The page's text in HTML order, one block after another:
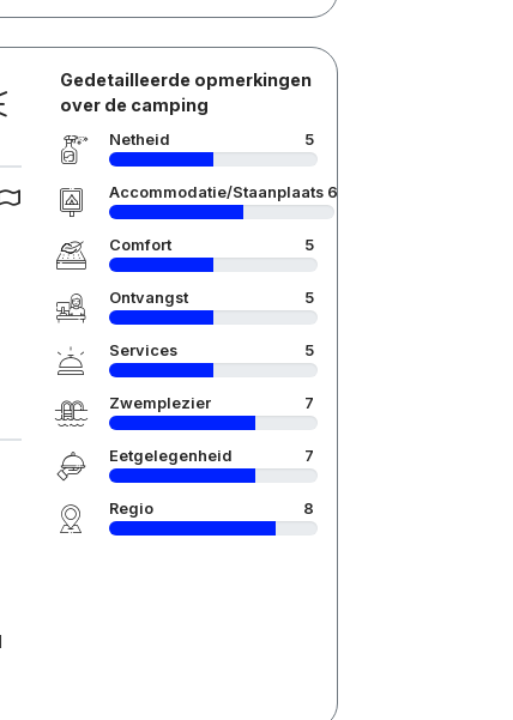
Gedetailleerde opmerkingen
over de camping
Netheid 5
Accommodatie/Staanplaats 6
Comfort 5
Ontvangst 5
Services 5
Zwemplezier 7
Eetgelegenheid 7
Regio 8